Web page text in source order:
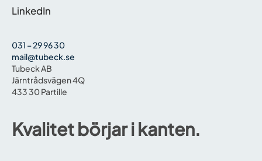
LinkedIn
031 – 29 96 30
mail@tubeck.se
Tubeck AB
Järntrådsvägen 4Q
433 30 Partille
Kvalitet börjar i kanten.